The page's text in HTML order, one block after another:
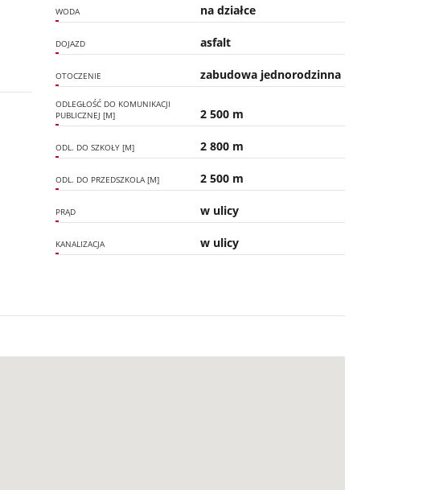
WODA na działce
DOJAZD asfalt
OTOCZENIE zabudowa jednorodzinna
ODLEGŁOŚĆ DO KOMUNIKACJI
PUBLICZNEJ [M]
2 500 m
ODL. DO SZKOŁY [M] 2 800 m
ODL. DO PRZEDSZKOLA [M] 2 500 m
PRĄD w ulicy
KANALIZACJA w ulicy